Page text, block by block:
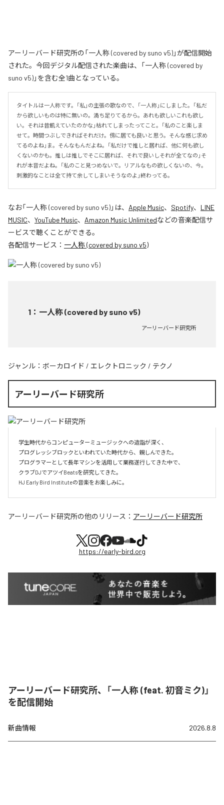
アーリーバード研究所の「一人称 (covered by suno v5)」が配信開始
された。今回デジタル配信された楽曲は、「一人称 (covered by
suno v5)」を含む全1曲となっている。
タイトルは一人称です。「私」の主張の歌なので、「一人称」にしました。「私だ
から欲しいものは特に無いの。満ち足りてるから。あれも欲しいこれも欲し
い。それは昔飢えていたのかな」枯れてしまったってこと。「私のこと楽しま
せて。時間つぶしできればそれだけ。傍に居ても良いと思う。そんな感じ求め
てるのよね」ま。そんなもんだよね。「私だけで推しと居れば、他に何も欲し
くないのかも。推しは推しでそこに居れば、それで良いしそれが全てなの」そ
れが本音だよね。「私のこと見つめないで。リアルなもの欲しくないの、今。
刺激的なことは全て持て余してしまいそうなのよ」終わってる。
なお「一人称 (covered by suno v5)」は、 Apple Music、 Spotify、 LINE
MUSIC、 YouTube Music、 Amazon Music Unlimitedなどの音楽配信サ
ービスで聴くことができる。
各配信サービス： 一人称 (covered by suno v5)
1 ： 一人称 (covered by suno v5)
アーリーバード研究所
ジャンル： ボーカロイド / エレクトロニック / テクノ
アーリーバード研究所
学生時代からコンピューターミュージックへの造詣が深く、
プログレッシブロックといわれていた時代から、親しんできた。
プログラマーとして長年マシンを活用して業務遂行してきた中で、
クラブDJでアツイBeatsを研究してきた。
HJ Early Bird Instituteの音楽をお楽しみに。
アーリーバード研究所の他のリリース： アーリーバード研究所
https://early-bird.org
アーリーバード研究所、「一人称 (feat. 初音ミク)」
を配信開始
新曲情報 2026.8.8